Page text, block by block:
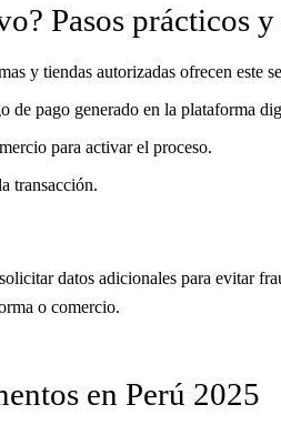
Pasos prácticos
y tiendas autorizadas ofrecen este
de pago generado en la plataforma
para activar el proceso.
transacción.
datos adicionales para evitar
o comercio.
en Perú 2025